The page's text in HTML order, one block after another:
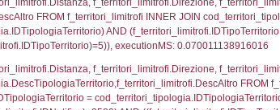
(((a2p.IDNotifica)=3580) AND
sql: SELECT cod_ipa_aoo.des_amm,
d1_controlli.Comune, d1_controlli.Via,
d1_controlli.UntAmmTerr where